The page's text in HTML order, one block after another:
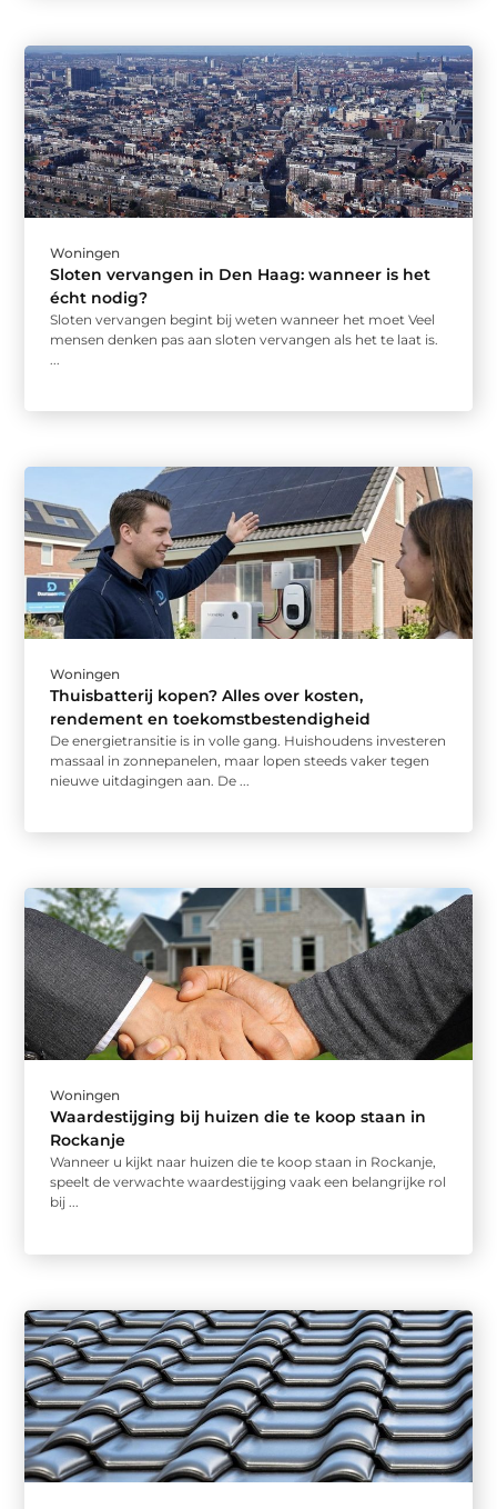
Woningen
Sloten vervangen in Den Haag: wanneer is het
écht nodig?
Sloten vervangen begint bij weten wanneer het moet Veel
mensen denken pas aan sloten vervangen als het te laat is.
Woningen
Thuisbatterij kopen? Alles over kosten,
rendement en toekomstbestendigheid
De energietransitie is in volle gang. Huishoudens investeren
massaal in zonnepanelen, maar lopen steeds vaker tegen
nieuwe uitdagingen aan. De ...
Woningen
Waardestijging bij huizen die te koop staan in
Rockanje
Wanneer u kijkt naar huizen die te koop staan in Rockanje,
speelt de verwachte waardestijging vaak een belangrijke rol
bij ...